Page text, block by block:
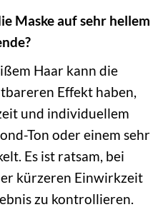
Maske auf sehr hellem
Haar kann die
Effekt haben,
und individuellem
Ton oder einem sehr
Es ist ratsam, bei
kürzeren Einwirkzeit
zu kontrollieren.